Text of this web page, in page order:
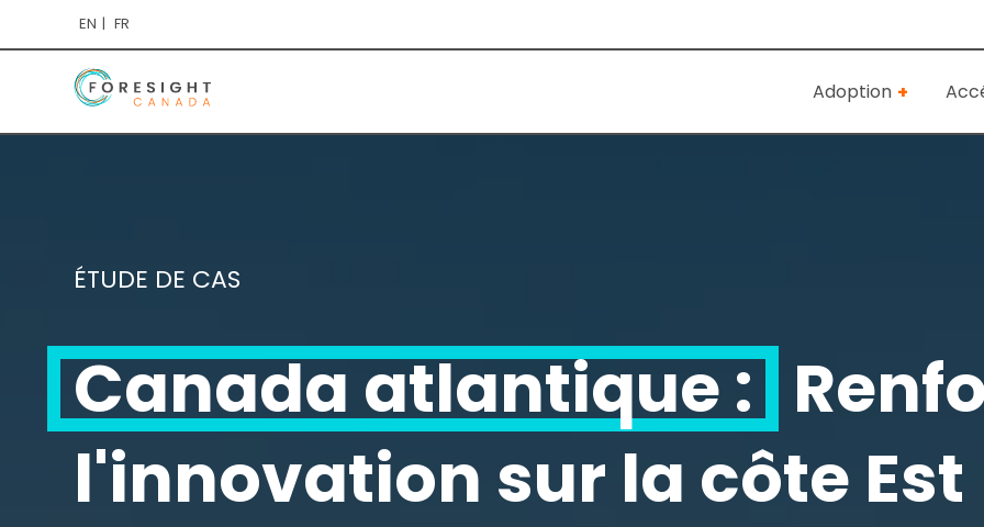
EN FR
Adoption
ÉTUDE DE CAS
Canada atlantique :
l'innovation sur la côte Est